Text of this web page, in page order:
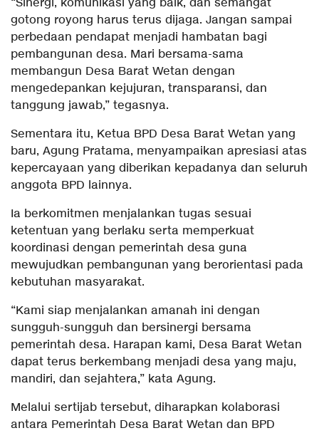
“Sinergi, komunikasi yang baik, dan semangat
gotong royong harus terus dijaga. Jangan sampai
perbedaan pendapat menjadi hambatan bagi
pembangunan desa. Mari bersama-sama
membangun Desa Barat Wetan dengan
mengedepankan kejujuran, transparansi, dan
tanggung jawab,” tegasnya.
Sementara itu, Ketua BPD Desa Barat Wetan yang
baru, Agung Pratama, menyampaikan apresiasi atas
kepercayaan yang diberikan kepadanya dan seluruh
anggota BPD lainnya.
Ia berkomitmen menjalankan tugas sesuai
ketentuan yang berlaku serta memperkuat
koordinasi dengan pemerintah desa guna
mewujudkan pembangunan yang berorientasi pada
kebutuhan masyarakat.
“Kami siap menjalankan amanah ini dengan
sungguh-sungguh dan bersinergi bersama
pemerintah desa. Harapan kami, Desa Barat Wetan
dapat terus berkembang menjadi desa yang maju,
mandiri, dan sejahtera,” kata Agung.
Melalui sertijab tersebut, diharapkan kolaborasi
antara Pemerintah Desa Barat Wetan dan BPD